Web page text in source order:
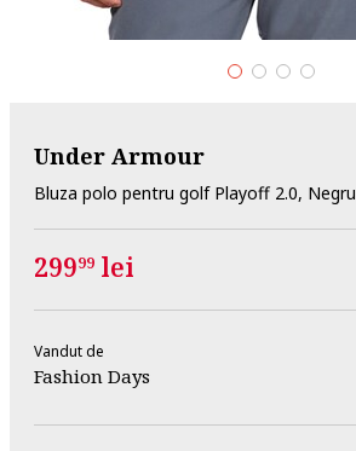
Under Armour
Bluza polo pentru golf Playoff 2.0, Negru
29999 lei
Vandut de
Fashion Days